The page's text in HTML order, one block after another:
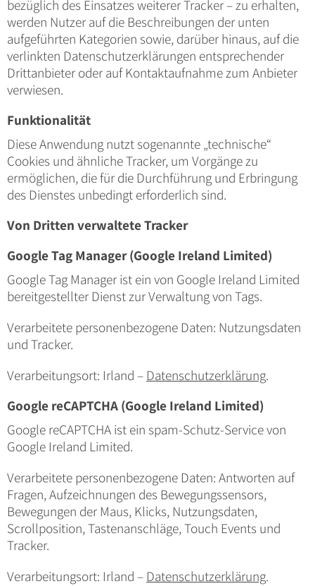
bezüglich des Einsatzes weiterer Tracker – zu erhalten,
werden Nutzer auf die Beschreibungen der unten
aufgeführten Kategorien sowie, darüber hinaus, auf die
verlinkten Datenschutzerklärungen entsprechender
Drittanbieter oder auf Kontaktaufnahme zum Anbieter
verwiesen.
Funktionalität
Diese Anwendung nutzt sogenannte „technische“
Cookies und ähnliche Tracker, um Vorgänge zu
ermöglichen, die für die Durchführung und Erbringung
des Dienstes unbedingt erforderlich sind.
Von Dritten verwaltete Tracker
Google Tag Manager (Google Ireland Limited)
Google Tag Manager ist ein von Google Ireland Limited
bereitgestellter Dienst zur Verwaltung von Tags.
Verarbeitete personenbezogene Daten: Nutzungsdaten
und Tracker.
Verarbeitungsort: Irland –Datenschutzerklärung.
Google reCAPTCHA (Google Ireland Limited)
Google reCAPTCHA ist ein spam-Schutz-Service von
Google Ireland Limited.
Verarbeitete personenbezogene Daten: Antworten auf
Fragen, Aufzeichnungen des Bewegungssensors,
Bewegungen der Maus, Klicks, Nutzungsdaten,
Scrollposition, Tastenanschläge, Touch Events und
Tracker.
Verarbeitungsort: Irland –Datenschutzerklärung.